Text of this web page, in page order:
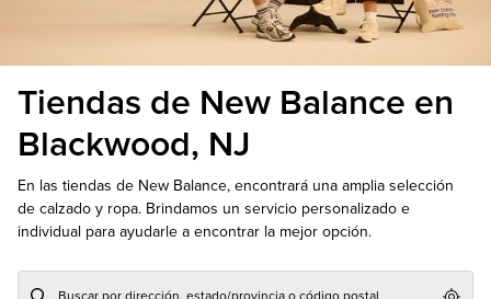
Tiendas de New Balance en
Blackwood, NJ
En las tiendas de New Balance, encontrará una amplia selección
de calzado y ropa. Brindamos un servicio personalizado e
individual para ayudarle a encontrar la mejor opción.